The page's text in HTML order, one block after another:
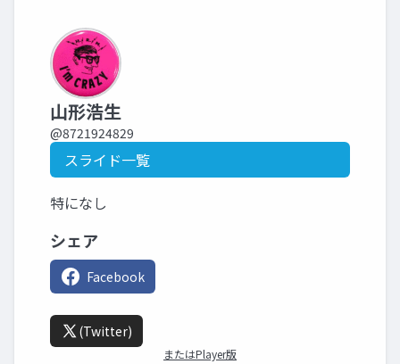
山形浩生
@8721924829
スライド一覧
特になし
シェア
Facebook
(Twitter)
またはPlayer版